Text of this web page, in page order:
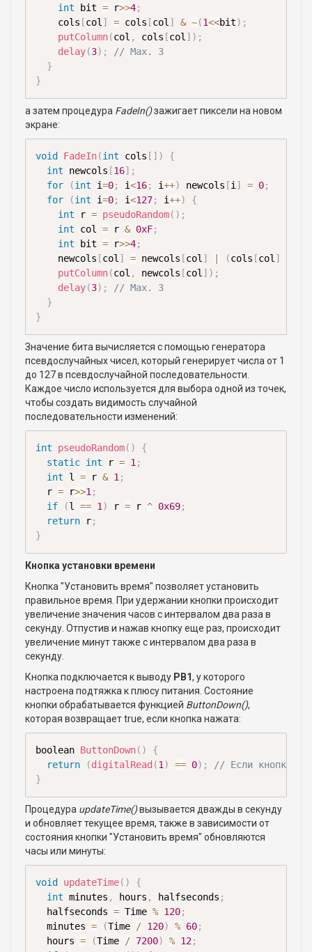
int bit = r>>4;
    cols
[col] = cols [col] & ~(1<<bit) ;
putColumn(col , cols [col] ) ;
delay(3) ;
// Max. 3
}
}
а затем процедура FadeIn()зажигает пиксели на новом
экране:
void FadeIn(int cols [ ] )
{
int newcols [16] ;
for
(int i=0; i<16; i++) newcols [i] = 0;
for
(int i=0; i<127; i++)
{
int r = pseudoRandom( ) ;
int col = r & 0xF;
int bit = r>>4;
    newcols
[col] = newcols [col] (cols [col]
putColumn(col , newcols [col] ) ;
delay(3) ;
// Max. 3
}
}
Значение бита вычисляется с помощью генератора
псевдослучайных чисел, который генерирует числа от 1
до 127 в псевдослучайной последовательности.
Каждое число используется для выбора одной из точек,
чтобы создать видимость случайной
последовательности изменений:
int pseudoRandom( )
{
static int r = 1;
int l = r & 1;
  r
= r>>1;
if
(l == 1) r = r ^ 0x69;
return r;
}
Кнопка установки времени
Кнопка "Установить время" позволяет установить
правильное время. При удержании кнопки происходит
увеличение значения часов с интервалом два раза в
секунду. Отпустив и нажав кнопку еще раз, происходит
увеличение минут также с интервалом два раза в
секунду.
Кнопка подключается к выводу PB1, у которого
настроена подтяжка к плюсу питания. Состояние
кнопки обрабатывается функцией ButtonDown(),
которая возвращает true, если кнопка нажата:
boolean ButtonDown( )
{
return
(digitalRead (1) == 0) ;
// Если кнопка
}
Процедура updateTime()вызывается дважды в секунду
и обновляет текущее время, также в зависимости от
состояния кнопки "Установить время" обновляются
часы или минуты:
void updateTime( )
{
int minutes , hours , halfseconds ;
  halfseconds
= Time % 120;
  minutes
= (Time / 120) % 60;
  hours
= (Time / 7200) % 12;